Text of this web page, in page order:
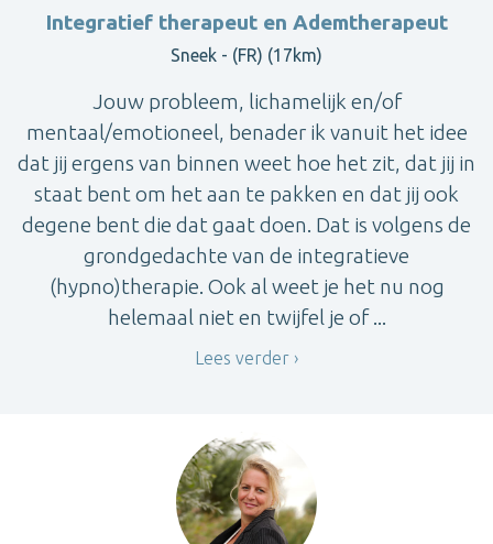
Integratief therapeut en Ademtherapeut
Sneek - (FR) (17km)
Jouw probleem, lichamelijk en/of
mentaal/emotioneel, benader ik vanuit het idee
dat jij ergens van binnen weet hoe het zit, dat jij in
staat bent om het aan te pakken en dat jij ook
degene bent die dat gaat doen. Dat is volgens de
grondgedachte van de integratieve
(hypno)therapie. Ook al weet je het nu nog
helemaal niet en twijfel je of ...
Lees verder